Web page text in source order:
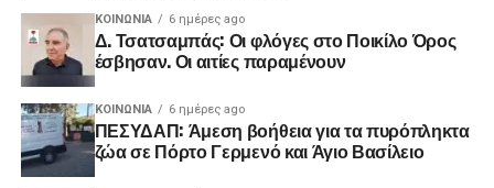
ΚΟΙΝΩΝΊΑ 6 ημέρες ago
Δ. Τσατσαμπάς: Οι φλόγες στο Ποικίλο Όρος
έσβησαν. Οι αιτίες παραμένουν
ΚΟΙΝΩΝΊΑ 6 ημέρες ago
ΠΕΣΥΔΑΠ: Άμεση βοήθεια για τα πυρόπληκτα
ζώα σε Πόρτο Γερμενό και Άγιο Βασίλειο